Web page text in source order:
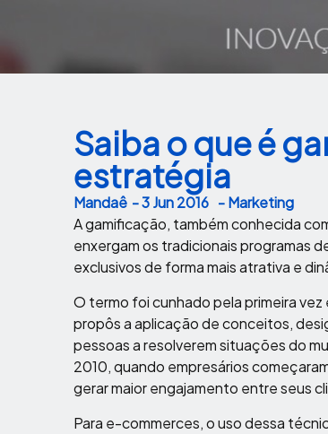
Saiba o que é
estratégia
Mandaê -3 Jun 2016 - Marketing
A gamificação, também conhecida
enxergam os tradicionais programas
exclusivos de forma mais atrativa e
O termo foi cunhado pela primeira
propôs a aplicação de conceitos,
pessoas a resolverem situações do
2010, quando empresários
gerar maior engajamento entre seus
Para e-commerces, o uso dessa